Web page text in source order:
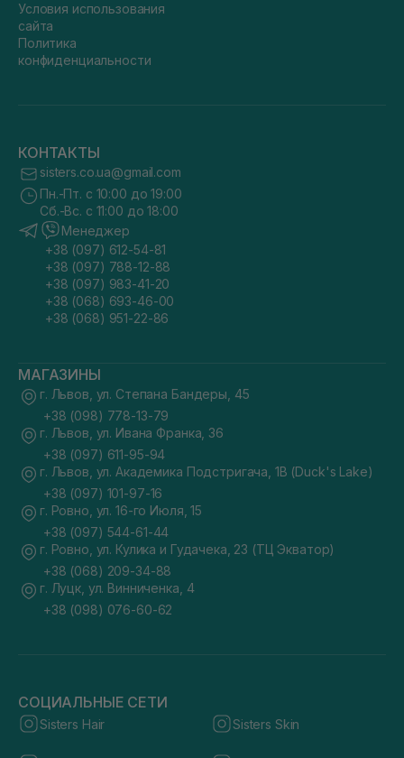
Условия использования
сайта
Политика
конфиденциальности
КОНТАКТЫ
sisters.co.ua@gmail.com
Пн.-Пт. с 10:00 до 19:00
Сб.-Вс. с 11:00 до 18:00
Менеджер
+38 (097) 612-54-81
+38 (097) 788-12-88
+38 (097) 983-41-20
+38 (068) 693-46-00
+38 (068) 951-22-86
МАГАЗИНЫ
г. Львов, ул. Степана Бандеры, 45
+38 (098) 778-13-79
г. Львов, ул. Ивана Франка, 36
+38 (097) 611-95-94
г. Львов, ул. Академика Подстригача, 1В (Duck's Lake)
+38 (097) 101-97-16
г. Ровно, ул. 16-го Июля, 15
+38 (097) 544-61-44
г. Ровно, ул. Кулика и Гудачека, 23 (ТЦ Экватор)
+38 (068) 209-34-88
г. Луцк, ул. Винниченка, 4
+38 (098) 076-60-62
СОЦИАЛЬНЫЕ СЕТИ
Sisters Hair Sisters Skin